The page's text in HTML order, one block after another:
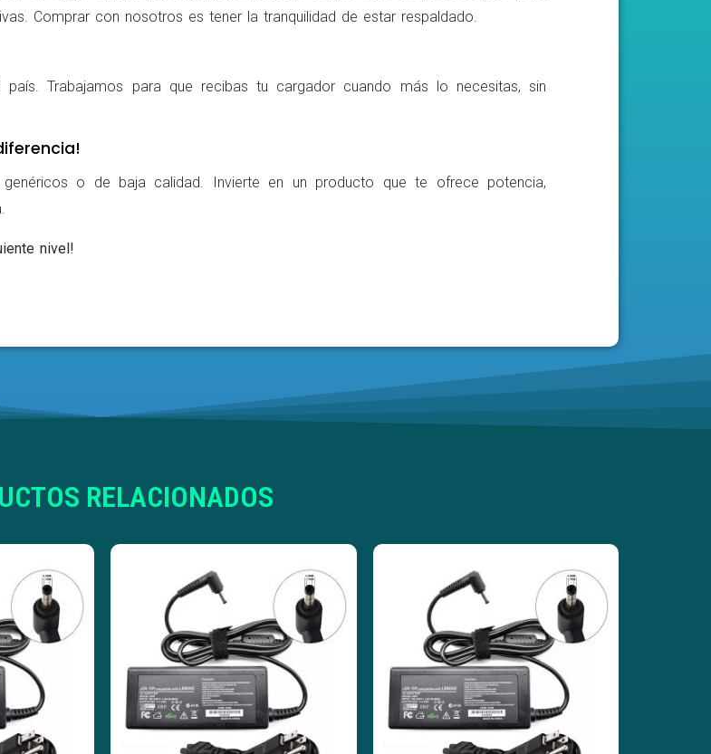
Comprar con nosotros es tener la tranquilidad de estar respaldado.
Trabajamos para que recibas tu cargador cuando más lo necesitas, sin
o de baja calidad. Invierte en un producto que te ofrece potencia,
nivel!
RELACIONADOS